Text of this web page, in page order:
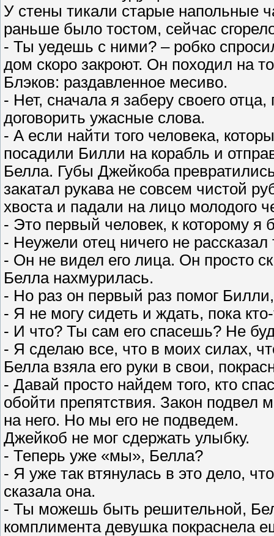
У стены тикали старые напольные
раньше было тостом, сейчас
- Ты уедешь с ними? – робко
дом скоро закроют. Он походил на
Блэков: раздавленное месиво.
- Нет, сначала я заберу своего
договорить ужасные слова.
- А если найти того человека,
посадили Билли на корабль и
Белла. Губы Джейкоба
закатал рукава не совсем чистой
хвоста и падали на лицо молодого
- Это первый человек, к которому я
- Неужели отец ничего не рассказал
- Он не видел его лица. Он просто
Белла нахмурилась.
- Но раз он первый раз помог
- Я не могу сидеть и ждать, пока
- И что? Ты сам его спасешь? Не
- Я сделаю все, что в моих силах,
Белла взяла его руки в свои,
- Давай просто найдем того, кто
обойти препятствия. Закон
на него. Но мы его не подведем.
Джейкоб не мог сдержать улыбку.
- Теперь уже «мы», Белла?
- Я уже так втянулась в это дело,
сказала она.
- Ты можешь быть решительной,
комплимента девушка покраснела